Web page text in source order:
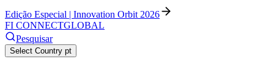
Edição Especial | Innovation Orbit 2026
FI CONNECTGLOBAL
Pesquisar
Select Country pt